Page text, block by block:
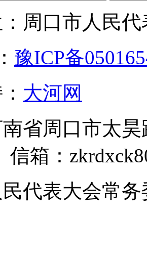
周口市人民
豫ICP备
大河网
省周口市太
箱：
代表大会常